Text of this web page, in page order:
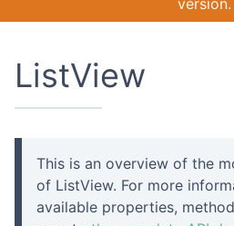
version.
ListView
This is an overview of the
of ListView. For more
available properties,